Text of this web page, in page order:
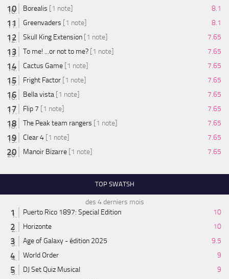
Borealis [1 note]
8.1
Greenvaders [1 note]
8.1
Skull King Extension [1 note]
7.65
To me! ...or not to me? [1 note]
7.65
Cactus Game [1 note]
7.65
Fright Factor [1 note]
7.65
Bella vista [1 note]
7.65
Flip 7 [1 note]
7.65
The Peak team rangers [1 note]
7.65
Clear 4 [1 note]
7.65
Manoir Bizarre [1 note] 7.65
TOP SWATSH
des 4 derniers mois
Puerto Rico 1897: Special Edition
10
Horizonte
10
Age of Galaxy - édition 2025
9.5
World Order
9
DJ Set Quiz Musical
9